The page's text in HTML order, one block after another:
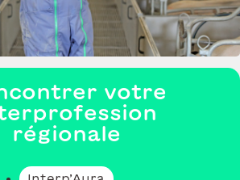
votre
régionale